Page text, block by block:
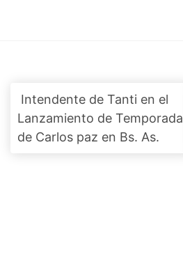
navigation
Intendente de Tanti en el
Lanzamiento de Temporada
de Carlos paz en Bs. As.